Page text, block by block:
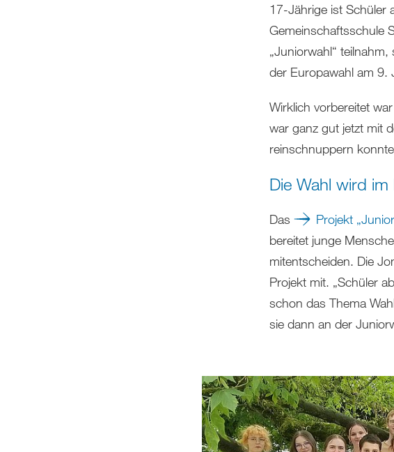
17-Jährige ist Schüler
Gemeinschaftsschule
„Juniorwahl“
der Europawahl am 9.
Wirklich vorbereitet
war ganz gut jetzt mit
reinschnuppern
Die Wahl wird
Das Projekt
bereitet junge
mitentscheiden. Die
Projekt mit. „Schüler
schon das Thema
sie dann an der